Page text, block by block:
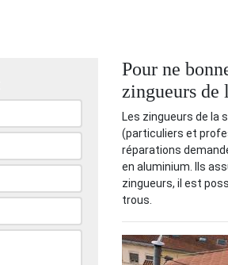
Pour ne
zingueurs de
Les zingueurs de la
(particuliers et
réparations
en aluminium. Ils
zingueurs, il est
trous.